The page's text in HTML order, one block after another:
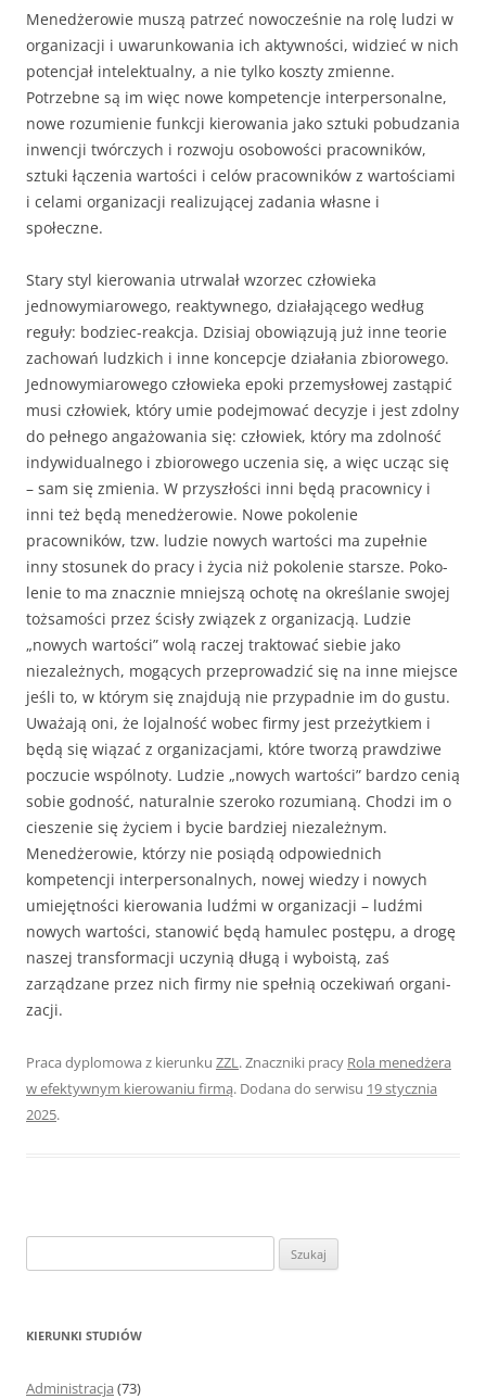
Me­nedżerowie muszą patrzeć nowocześnie na rolę ludzi w
organizacji i uwarunkowania ich aktywności, widzieć w nich
potencjał intelektual­ny, a nie tylko koszty zmienne.
Potrzebne są im więc nowe kompe­tencje interpersonalne,
nowe rozumienie funkcji kierowania jako sztu­ki pobudzania
inwencji twórczych i rozwoju osobowości pracowników,
sztuki łączenia wartości i celów pracowników z wartościami
i celami organizacji realizującej zadania własne i
społeczne.
Stary styl kierowania utrwalał wzorzec człowieka
jednowymiaro­wego, reaktywnego, działającego według
reguły: bodziec-reakcja. Dzisiaj obowiązują już inne teorie
zachowań ludzkich i inne koncepcje działania zbiorowego.
Jednowymiarowego człowieka epoki przemysłowej zastąpić
musi człowiek, który umie podejmować decyzje i jest zdolny
do peł­nego angażowania się: człowiek, który ma zdolność
indywidualnego i zbiorowego uczenia się, a więc ucząc się
– sam się zmienia. W przyszłości inni będą pracownicy i
inni też będą menedżero­wie. Nowe pokolenie
pracowników, tzw. ludzie nowych wartości ma zupełnie
inny stosunek do pracy i życia niż pokolenie starsze. Poko­
lenie to ma znacznie mniejszą ochotę na określanie swojej
tożsa­mości przez ścisły związek z organizacją. Ludzie
„nowych wartości” wolą raczej traktować siebie jako
niezależnych, mogących przepro­wadzić się na inne miejsce
jeśli to, w którym się znajdują nie przy­padnie im do gustu.
Uważają oni, że lojalność wobec firmy jest przeżytkiem i
będą się wiązać z organizacjami, które tworzą prawdzi­we
poczucie wspólnoty. Ludzie „nowych wartości” bardzo cenią
sobie godność, naturalnie szeroko rozumianą. Chodzi im o
cieszenie się życiem i bycie bardziej niezależnym.
Menedżerowie, którzy nie posiądą odpowiednich
kompetencji in­terpersonalnych, nowej wiedzy i nowych
umiejętności kierowania ludźmi w organizacji – ludźmi
nowych wartości, stanowić będą ha­mulec postępu, a drogę
naszej transformacji uczynią długą i wybo­istą, zaś
zarządzane przez nich firmy nie spełnią oczekiwań organi­
zacji.
Praca dyplomowa z kierunku ZZL. Znaczniki pracy Rola menedżera
w efektywnym kierowaniu firmą. Dodana do serwisu 19 stycznia
2025.
z
KIERUNKI STUDIÓW
Administracja (73)